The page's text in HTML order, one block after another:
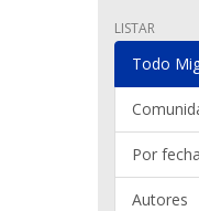
LISTAR
Todo
Por
Autores